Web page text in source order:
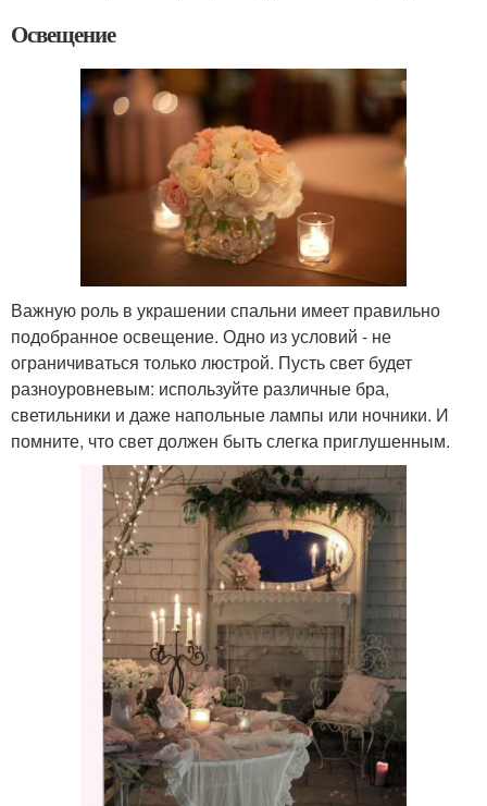
Освещение
Важную роль в украшении спальни имеет правильно
подобранное освещение. Одно из условий - не
ограничиваться только люстрой. Пусть свет будет
разноуровневым: используйте различные бра,
светильники и даже напольные лампы или ночники. И
помните, что свет должен быть слегка приглушенным.